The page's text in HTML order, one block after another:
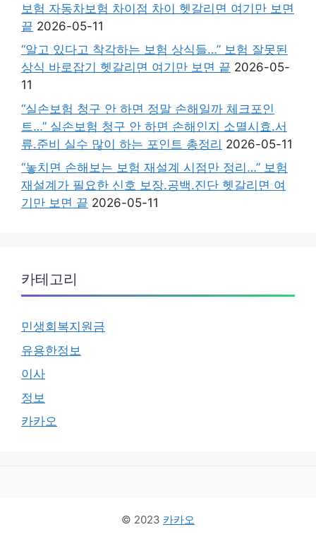
보험 자동차보험 차이점 차이 헷갈리면 여기만 보면
끝 2026-05-11
“알고 있다고 착각하는 보험 상식들…” 보험 잘못된
상식 바로잡기 헷갈리면 여기만 보면 끝 2026-05-
11
“실손보험 청구 안 하면 정말 손해일까 체크포인
트…” 실손보험 청구 안 하면 손해인지 소멸시효.서
류.준비 실수 많이 하는 포인트 총정리 2026-05-11
“놓치면 손해보는 보험 재설계 시점만 정리…” 보험
재설계가 필요한 신호 보장.공백.진단 헷갈리면 여
기만 보면 끝 2026-05-11
카테고리
민생회복지원금
유용한정보
이사
정보
카카오
© 2023 카카오